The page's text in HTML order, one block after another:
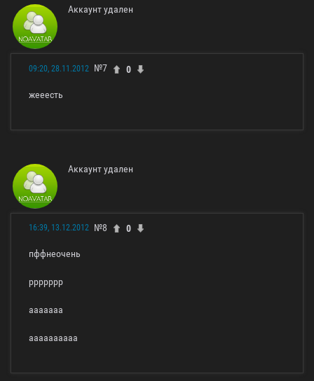
Аккаунт удален
09:20, 28.11.2012 №7 0
жееесть
Аккаунт удален
16:39, 13.12.2012 №8 0
пффнеочень
ррррррр
ааааааа
аааааааааа